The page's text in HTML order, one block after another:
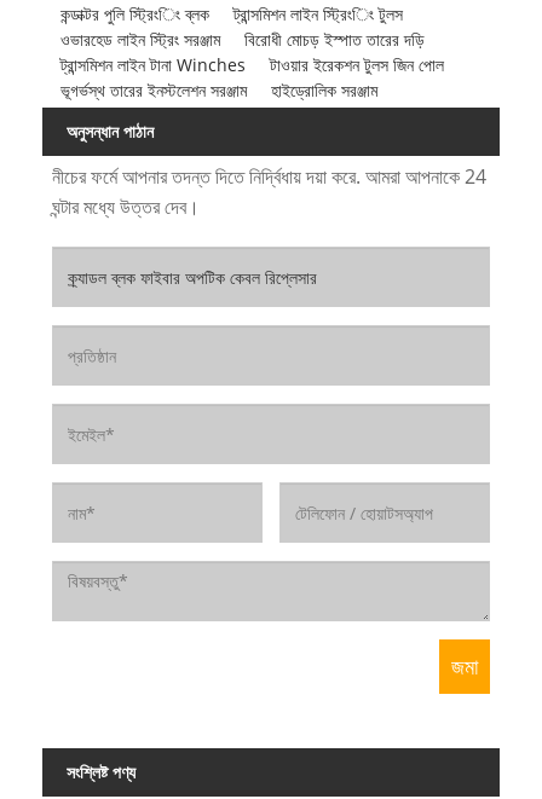
কন্ডাক্টর পুলি স্ট্রিংিং ব্লক
ট্রান্সমিশন লাইন স্ট্রিংিং টুলস
ওভারহেড লাইন স্ট্রিং সরঞ্জাম
বিরোধী মোচড় ইস্পাত তারের দড়ি
ট্রান্সমিশন লাইন টানা Winches
টাওয়ার ইরেকশন টুলস জিন পোল
ভূগর্ভস্থ তারের ইনস্টলেশন সরঞ্জাম
হাইড্রোলিক সরঞ্জাম
অনুসন্ধান পাঠান
নীচের ফর্মে আপনার তদন্ত দিতে নির্দ্বিধায় দয়া করে. আমরা আপনাকে 24
ঘন্টার মধ্যে উত্তর দেব।
সংশ্লিষ্ট পণ্য